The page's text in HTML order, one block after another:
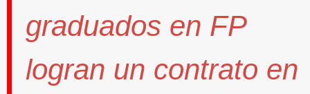
graduados en FP
logran un contrato en